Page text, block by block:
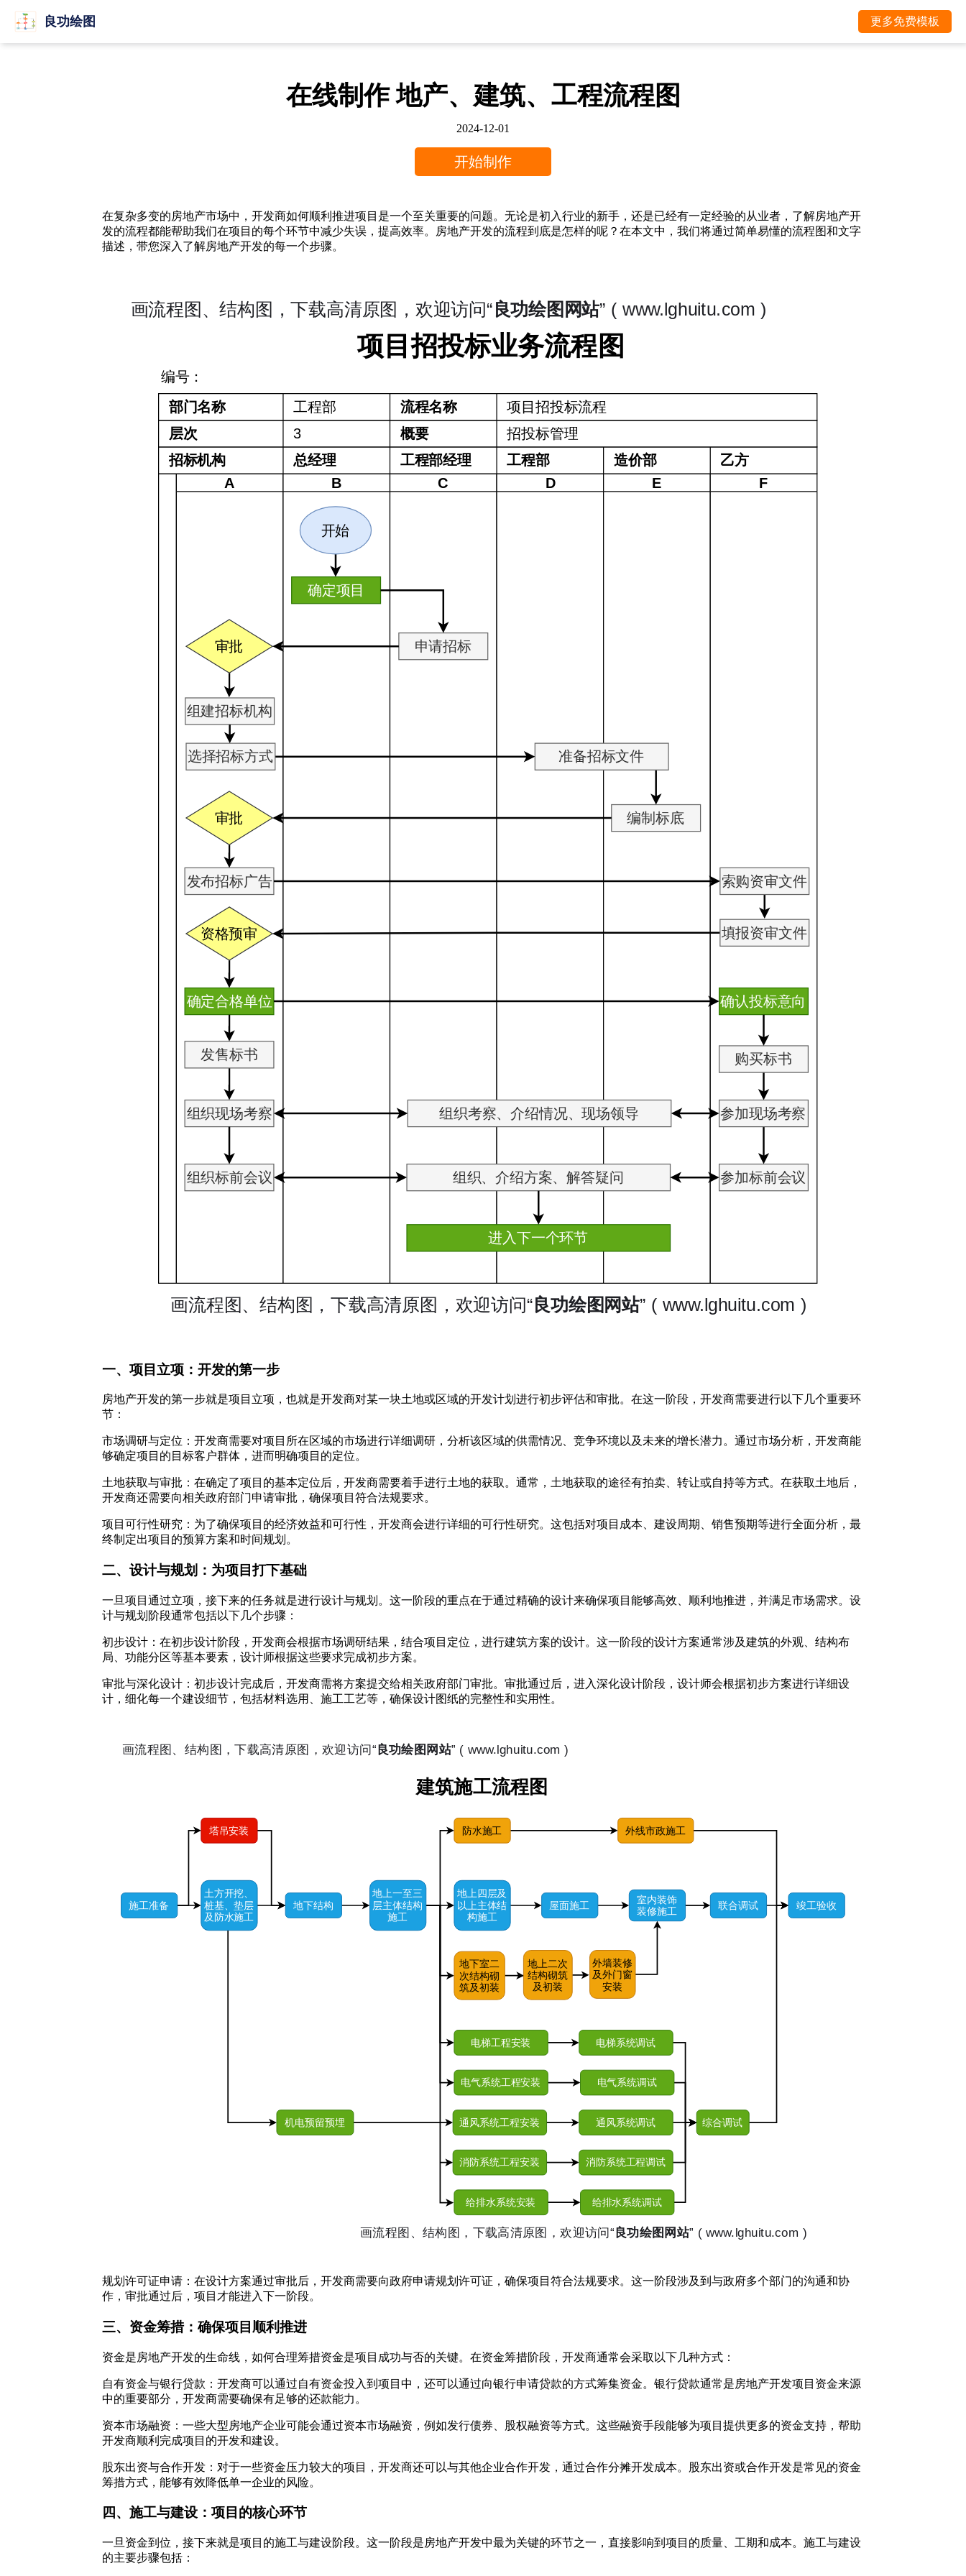
良功绘图 更多免费模板
在线制作 地产、建筑、工程流程图
2024-12-01
开始制作
在复杂多变的房地产市场中，开发商如何顺利推进项目是一个至关重要的问题。无论是初入行业的新手，还是已经有一定经验的从业者，了解房地产开
发的流程都能帮助我们在项目的每个环节中减少失误，提高效率。房地产开发的流程到底是怎样的呢？在本文中，我们将通过简单易懂的流程图和文字
描述，带您深入了解房地产开发的每一个步骤。
一、项目立项：开发的第一步
房地产开发的第一步就是项目立项，也就是开发商对某一块土地或区域的开发计划进行初步评估和审批。在这一阶段，开发商需要进行以下几个重要环
节：
市场调研与定位：开发商需要对项目所在区域的市场进行详细调研，分析该区域的供需情况、竞争环境以及未来的增长潜力。通过市场分析，开发商能
够确定项目的目标客户群体，进而明确项目的定位。
土地获取与审批：在确定了项目的基本定位后，开发商需要着手进行土地的获取。通常，土地获取的途径有拍卖、转让或自持等方式。在获取土地后，
开发商还需要向相关政府部门申请审批，确保项目符合法规要求。
项目可行性研究：为了确保项目的经济效益和可行性，开发商会进行详细的可行性研究。这包括对项目成本、建设周期、销售预期等进行全面分析，最
终制定出项目的预算方案和时间规划。
二、设计与规划：为项目打下基础
一旦项目通过立项，接下来的任务就是进行设计与规划。这一阶段的重点在于通过精确的设计来确保项目能够高效、顺利地推进，并满足市场需求。设
计与规划阶段通常包括以下几个步骤：
初步设计：在初步设计阶段，开发商会根据市场调研结果，结合项目定位，进行建筑方案的设计。这一阶段的设计方案通常涉及建筑的外观、结构布
局、功能分区等基本要素，设计师根据这些要求完成初步方案。
审批与深化设计：初步设计完成后，开发商需将方案提交给相关政府部门审批。审批通过后，进入深化设计阶段，设计师会根据初步方案进行详细设
计，细化每一个建设细节，包括材料选用、施工工艺等，确保设计图纸的完整性和实用性。
规划许可证申请：在设计方案通过审批后，开发商需要向政府申请规划许可证，确保项目符合法规要求。这一阶段涉及到与政府多个部门的沟通和协
作，审批通过后，项目才能进入下一阶段。
三、资金筹措：确保项目顺利推进
资金是房地产开发的生命线，如何合理筹措资金是项目成功与否的关键。在资金筹措阶段，开发商通常会采取以下几种方式：
自有资金与银行贷款：开发商可以通过自有资金投入到项目中，还可以通过向银行申请贷款的方式筹集资金。银行贷款通常是房地产开发项目资金来源
中的重要部分，开发商需要确保有足够的还款能力。
资本市场融资：一些大型房地产企业可能会通过资本市场融资，例如发行债券、股权融资等方式。这些融资手段能够为项目提供更多的资金支持，帮助
开发商顺利完成项目的开发和建设。
股东出资与合作开发：对于一些资金压力较大的项目，开发商还可以与其他企业合作开发，通过合作分摊开发成本。股东出资或合作开发是常见的资金
筹措方式，能够有效降低单一企业的风险。
四、施工与建设：项目的核心环节
一旦资金到位，接下来就是项目的施工与建设阶段。这一阶段是房地产开发中最为关键的环节之一，直接影响到项目的质量、工期和成本。施工与建设
的主要步骤包括：